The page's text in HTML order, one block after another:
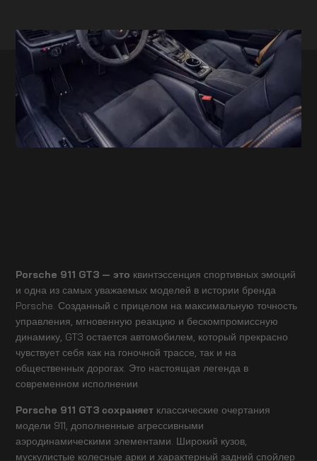
Porsche 911 GT3 — это квинтэссенция спортивных эмоций
и одна из самых уважаемых моделей в истории бренда
Porsche. Созданный с прицелом на максимальную точность
управления, мгновенную реакцию и бескомпромиссную
динамику, GT3 остается автомобилем, который прекрасно
чувствует себя как на гоночной трассе, так и на
общественных дорогах. Это настоящая легенда в
современном исполнении.
Porsche 911 GT3 сохраняет классические очертания
модели 911, дополненные агрессивными
аэродинамическими элементами. Широкий кузов,
мускулистые колесные арки и характерный задний спойлер